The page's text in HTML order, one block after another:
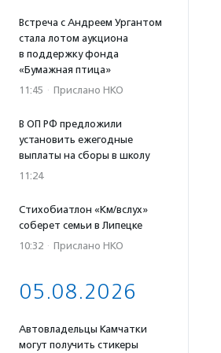
Встреча с Андреем Ургантом
стала лотом аукциона
в поддержку фонда
«Бумажная птица»
11:45 · Прислано НКО
В ОП РФ предложили
установить ежегодные
выплаты на сборы в школу
11:24
Стихобиатлон «Км/вслух»
соберет семьи в Липецке
10:32 · Прислано НКО
05.08.2026
Автовладельцы Камчатки
могут получить стикеры